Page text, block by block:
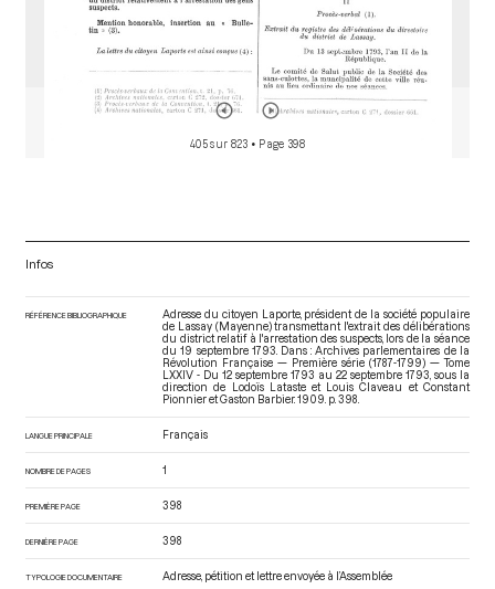
405 sur 823 • Page 398
Infos
RÉFÉRENCE BIBLIOGRAPHIQUE
Adresse du citoyen Laporte, président de la société populaire
de Lassay (Mayenne) transmettant l'extrait des délibérations
du district relatif à l'arrestation des suspects, lors de la séance
du 19 septembre 1793. Dans : Archives parlementaires de la
Révolution Française — Première série (1787-1799) — Tome
LXXIV - Du 12 septembre 1793 au 22 septembre 1793 , sous la
direction de Lodoïs Lataste et Louis Claveau et Constant
Pionnier et Gaston Barbier. 1909. p. 398.
LANGUE PRINCIPALE Français
NOMBRE DE PAGES 1
PREMIÈRE PAGE 398
DERNIÈRE PAGE 398
TYPOLOGIE DOCUMENTAIRE Adresse, pétition et lettre envoyée à l’Assemblée